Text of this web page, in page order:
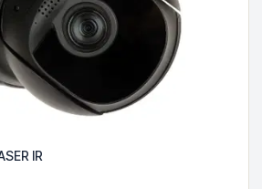
IR